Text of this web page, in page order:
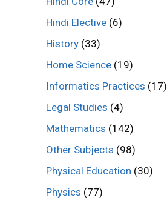
Hindi Elective (6)
History (33)
Home Science (19)
Informatics Practices (17)
Legal Studies (4)
Mathematics (142)
Other Subjects (98)
Physical Education (30)
Physics (77)